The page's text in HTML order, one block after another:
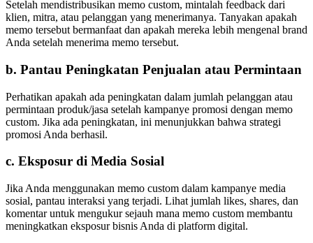
Setelah mendistribusikan memo custom, mintalah feedback dari
klien, mitra, atau pelanggan yang menerimanya. Tanyakan apakah
memo tersebut bermanfaat dan apakah mereka lebih mengenal brand
Anda setelah menerima memo tersebut.
b. Pantau Peningkatan Penjualan atau Permintaan
Perhatikan apakah ada peningkatan dalam jumlah pelanggan atau
permintaan produk/jasa setelah kampanye promosi dengan memo
custom. Jika ada peningkatan, ini menunjukkan bahwa strategi
promosi Anda berhasil.
c. Eksposur di Media Sosial
Jika Anda menggunakan memo custom dalam kampanye media
sosial, pantau interaksi yang terjadi. Lihat jumlah likes, shares, dan
komentar untuk mengukur sejauh mana memo custom membantu
meningkatkan eksposur bisnis Anda di platform digital.